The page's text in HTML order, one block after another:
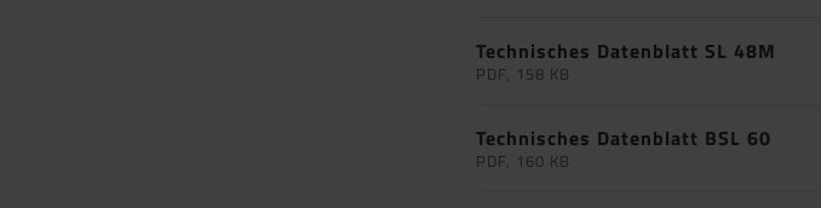
Technisches Datenblatt SL 48M
PDF, 158 KB
Technisches Datenblatt BSL 60
PDF, 160 KB